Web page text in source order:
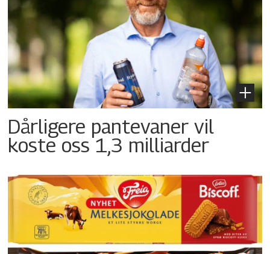
Dårligere pantevaner vil
koste oss 1,3 milliarder